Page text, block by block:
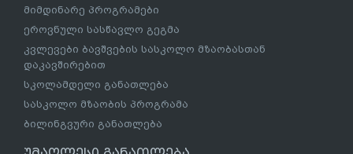
მიმდინარე პროგრამები
ეროვნული სასწავლო გეგმა
კვლევები ბავშვების სასკოლო მზაობასთან
დაკავშირებით
სკოლამდელი განათლება
სასკოლო მზაობის პროგრამა
ბილინგვური განათლება